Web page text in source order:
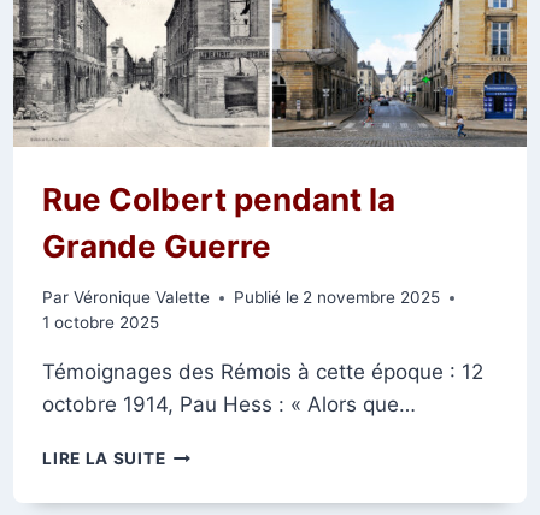
XXE
SIÈCLE
DEVANT
LA
CATHÉDRALE
Rue Colbert pendant la
Grande Guerre
Par Véronique Valette Publié le 2 novembre 2025
1 octobre 2025
Témoignages des Rémois à cette époque : 12
octobre 1914, Pau Hess : « Alors que…
LIRE LA SUITERUE
PENDANT